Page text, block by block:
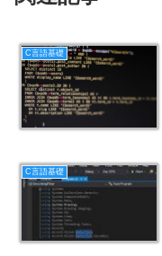
C言語基礎
C言語基礎